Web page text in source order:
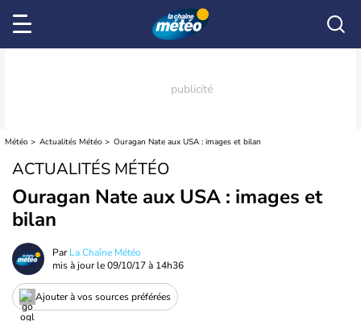
Météo Actualités Météo Ouragan Nate aux USA : images et bilan
ACTUALITÉS MÉTÉO
Ouragan Nate aux USA : images et
bilan
ParLa Chaîne Météo
mis à jour le09/10/17 à 14h36
Ajouter à vos sources préférées